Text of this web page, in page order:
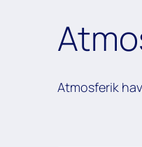
Atmosferik